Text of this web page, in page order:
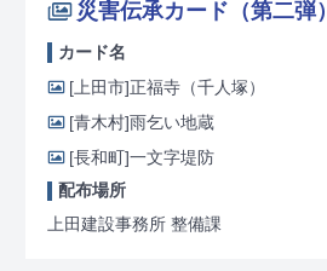
災害伝承カード（第二弾）
カード名
[上田市]正福寺（千人塚）
[青木村]雨乞い地蔵
[長和町]一文字堤防
配布場所
上田建設事務所 整備課